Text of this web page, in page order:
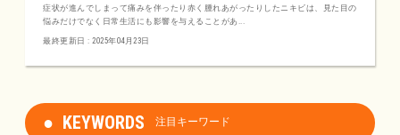
症状が進んでしまって痛みを伴ったり赤く腫れあがったりしたニキビは、見た目の
悩みだけでなく日常生活にも影響を与えることがあ...
最終更新日 : 2025年04月23日
KEYWORDS 注目キーワード